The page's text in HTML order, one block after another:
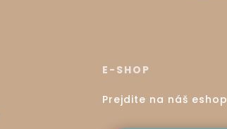
E-SHOP
Prejdite na náš eshop